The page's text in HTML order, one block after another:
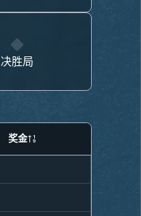
决胜局
奖金